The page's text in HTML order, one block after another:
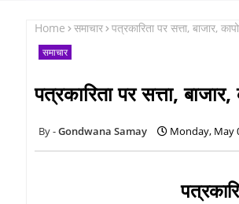
Home समाचार पत्रकारिता पर सत्ता, बाजार,
समाचार
पत्रकारिता पर सत्ता, बाजार,
Gondwana Samay Monday, May